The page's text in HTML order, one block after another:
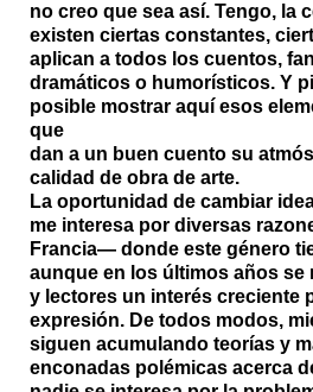
no creo que sea así. Tengo, la
existen ciertas constantes,
aplican a todos los cuentos,
dramáticos o humorísticos. Y
posible mostrar aquí esos
que
dan a un buen cuento su
calidad de obra de arte.
La oportunidad de cambiar
me interesa por diversas
Francia— donde este género
aunque en los últimos años se
y lectores un interés creciente
expresión. De todos modos,
siguen acumulando teorías y
enconadas polémicas acerca